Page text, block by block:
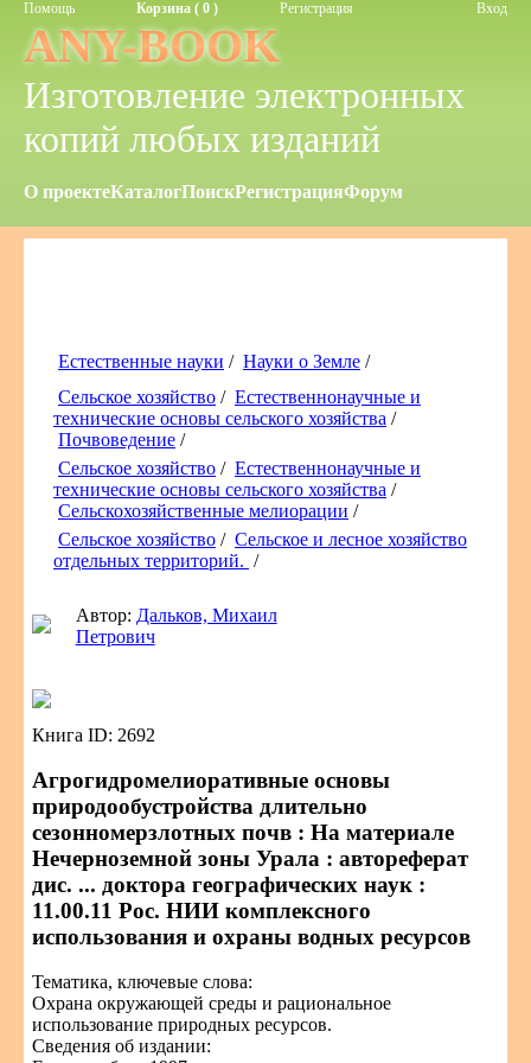
Помощь Корзина ( 0 ) Регистрация Вход
ANY-BOOK
Изготовление электронных
копий любых изданий
О проектеКаталогПоискРегистрацияФорум
Естественные науки / Науки о Земле /
Сельское хозяйство / Естественнонаучные и
технические основы сельского хозяйства /
Почвоведение /
Сельское хозяйство / Естественнонаучные и
технические основы сельского хозяйства /
Сельскохозяйственные мелиорации /
Сельское хозяйство / Сельское и лесное хозяйство
отдельных территорий. /
Автор: Дальков, Михаил
Петрович
Книга ID: 2692
Агрогидромелиоративные основы
природообустройства длительно
сезонномерзлотных почв : На материале
Нечерноземной зоны Урала : автореферат
дис. ... доктора географических наук :
11.00.11 Рос. НИИ комплексного
использования и охраны водных ресурсов
Тематика, ключевые слова:
Охрана окружающей среды и рациональное
использование природных ресурсов.
Сведения об издании: